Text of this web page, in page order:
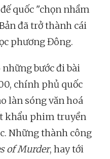
quốc "chọn nhầm
đã trở thành cái
phương Đông.
bước đi bài
chính phủ quốc
làn sóng văn hoá
khẩu phim truyền
Những thành công
of Murder, hay tới